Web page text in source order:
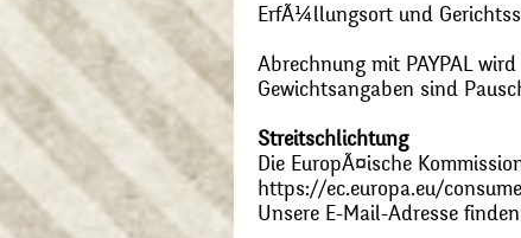
ErfÃ¼llungsort und
Abrechnung mit PAYPAL
Gewichtsangaben sind
Streitschlichtung
Die EuropÃ¤ische
https://ec.europa.eu/
Unsere E-Mail-Adresse